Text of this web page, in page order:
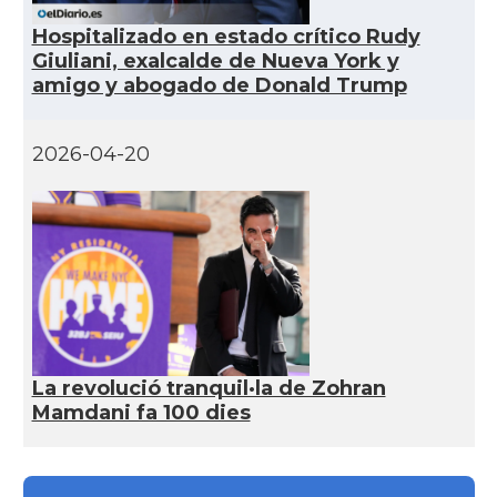
Acció ACCIÓ a Silicon Valley
Acció Acció a Washington DC
Acció
Delegació
Delegació del Govern als Estats
Units i Canadà (New York)
Delegació
Delegació del Govern als Estats
Units i Canadà (Washington)
Consolat Consolat general a Boston
Hospitalizado en estado crítico Rudy
Giuliani, exalcalde de Nueva York y
amigo y abogado de Donald Trump
2026-04-20
La revolució tranquil·la de Zohran
Mamdani fa 100 dies